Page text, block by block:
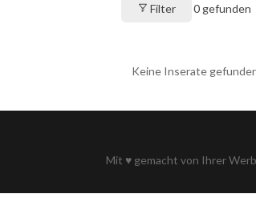
Filter 0 gefunden
Keine Inserate
Mit ♥ gemacht von Ihrer